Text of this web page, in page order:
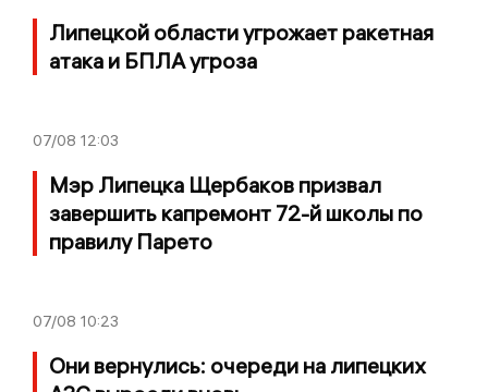
Липецкой области угрожает ракетная
атака и БПЛА угроза
07/08 12:03
Мэр Липецка Щербаков призвал
завершить капремонт 72-й школы по
правилу Парето
07/08 10:23
Они вернулись: очереди на липецких